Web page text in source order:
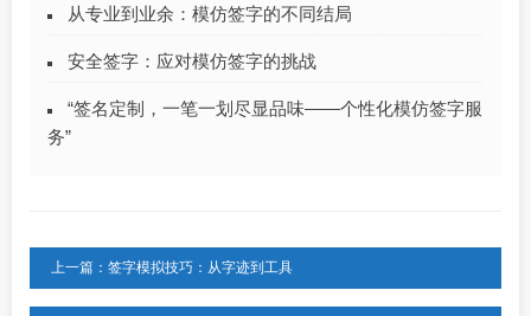
从专业到业余：模仿签字的不同结局
安全签字：应对模仿签字的挑战
“签名定制，一笔一划尽显品味——个性化模仿签字服
务”
上一篇：签字模拟技巧：从字迹到工具